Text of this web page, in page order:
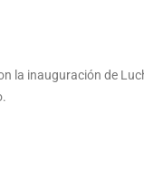
la inauguración de